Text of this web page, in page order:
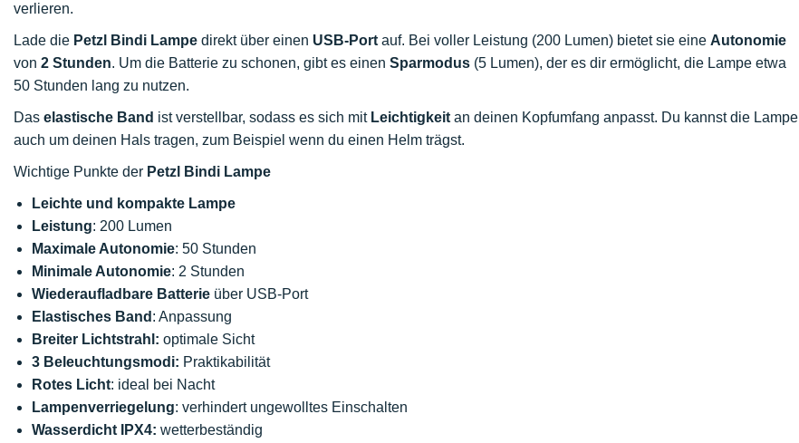
verlieren.
Lade die Petzl Bindi Lampe direkt über einen USB-Port auf. Bei voller Leistung (200 Lumen) bietet sie eine Autonomie
von 2 Stunden. Um die Batterie zu schonen, gibt es einen Sparmodus (5 Lumen), der es dir ermöglicht, die Lampe etwa
50 Stunden lang zu nutzen.
Das elastische Band ist verstellbar, sodass es sich mit Leichtigkeit an deinen Kopfumfang anpasst. Du kannst die Lampe
auch um deinen Hals tragen, zum Beispiel wenn du einen Helm trägst.
Wichtige Punkte der Petzl Bindi Lampe
Leichte und kompakte Lampe
Leistung: 200 Lumen
Maximale Autonomie: 50 Stunden
Minimale Autonomie: 2 Stunden
Wiederaufladbare Batterie über USB-Port
Elastisches Band : Anpassung
Breiter Lichtstrahl: optimale Sicht
3 Beleuchtungsmodi: Praktikabilität
Rotes Licht: ideal bei Nacht
Lampenverriegelung: verhindert ungewolltes Einschalten
Wasserdicht IPX4: wetterbeständig